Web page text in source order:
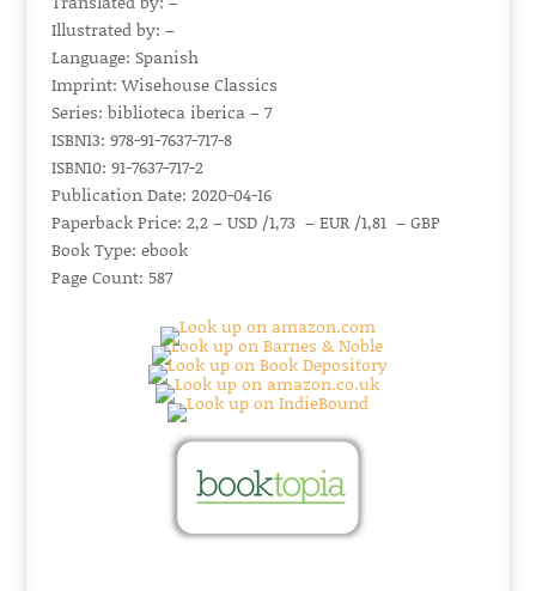
Illustrated by: –
Language: Spanish
Imprint: Wisehouse Classics
Series: biblioteca iberica – 7
ISBN13: 978-91-7637-717-8
ISBN10: 91-7637-717-2
Publication Date: 2020-04-16
Paperback Price: 2,2 – USD /1,73 – EUR /1,81 – GBP
Book Type: ebook
Page Count: 587